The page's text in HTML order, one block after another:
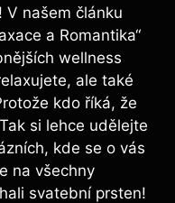
V našem článku
a Romantika“
wellness
ale také
kdo říká, že
si lehce udělejte
kde se o vás
na všechny
svatební prsten!